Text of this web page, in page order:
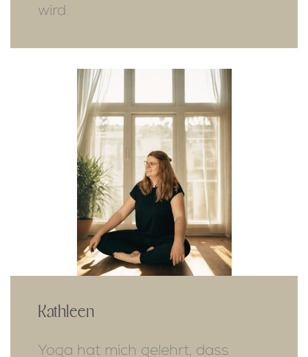
wird.
Kathleen
Yoga hat mich gelehrt, dass